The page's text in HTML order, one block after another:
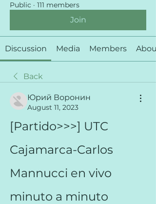
Public · 111 members
Join
Discussion Media Members About
Back
Юрий Воронин
August 11, 2023
[Partido>>>] UTC
Cajamarca-Carlos
Mannucci en vivo
minuto a minuto